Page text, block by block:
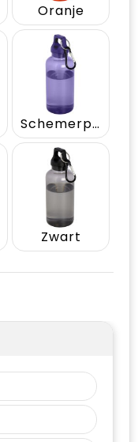
Oranje
Schemerpaars
Zwart